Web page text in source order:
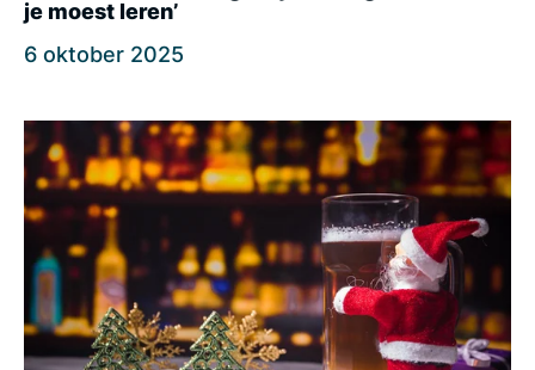
je moest leren’
6 oktober 2025